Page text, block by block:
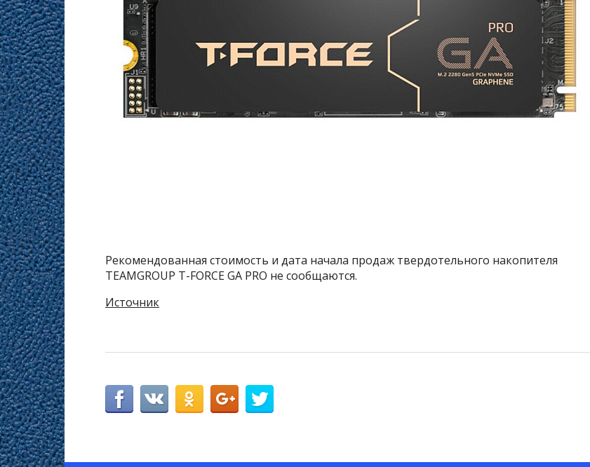
Рекомендованная стоимость и дата начала продаж твердотельного накопителя
TEAMGROUP T-FORCE GA PRO не сообщаются.
Источник